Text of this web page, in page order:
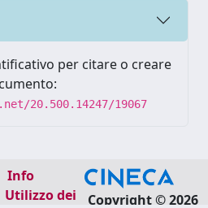
per citare o creare
20.500.14247/19067
Info
Utilizzo dei
Copyright © 2026